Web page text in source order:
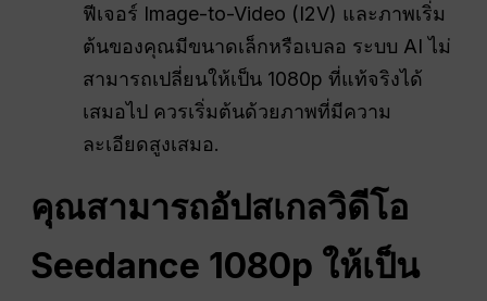
ฟีเจอร์ Image-to-Video (I2V) และภาพเริ่ม
ต้นของคุณมีขนาดเล็กหรือเบลอ ระบบ AI ไม่
สามารถเปลี่ยนให้เป็น 1080p ที่แท้จริงได้
เสมอไป ควรเริ่มต้นด้วยภาพที่มีความ
ละเอียดสูงเสมอ.
คุณสามารถอัปสเกลวิดีโอ
Seedance 1080p ให้เป็น